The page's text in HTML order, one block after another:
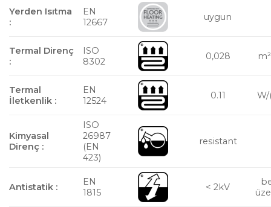
Yerden Isıtma
:
EN
12667
uygun
Termal Direnç
:
ISO
8302
0,028
Termal
İletkenlik :
EN
12524
0.11 W/
Kimyasal
Direnç :
ISO
26987
(EN
423)
resistant
Antistatik :
EN
1815
< 2kV